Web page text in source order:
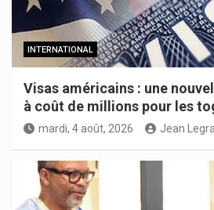
INTERNATIONAL
Visas américains : une
à coût de millions pour les
mardi, 4 août, 2026 Jean